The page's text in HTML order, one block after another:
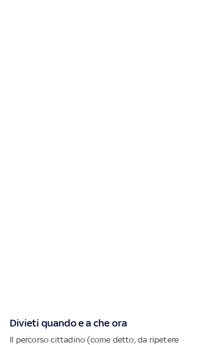
Divieti quando e a che ora
Il percorso cittadino (come detto, da ripetere